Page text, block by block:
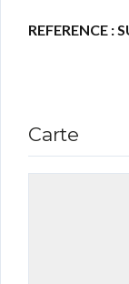
REFERENCE :
Carte